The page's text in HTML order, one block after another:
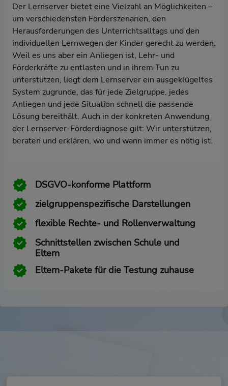
Der Lernserver bietet eine Vielzahl an Möglichkeiten –
um verschiedensten Förderszenarien, den
Herausforderungen des Unterrichtsalltags und den
individuellen Lernwegen der Kinder gerecht zu werden.
Weil es uns aber ein Anliegen ist, Lehr- und
Förderkräfte zu entlasten und in ihrem Tun zu
unterstützen, liegt dem Lernserver ein ausgeklügeltes
System zugrunde, das für jede Zielgruppe, jedes
Anliegen und jede Situation schnell die passende
Lösung bereithält. Auch in der konkreten Anwendung
der Lernserver-Förderdiagnose gilt: Wir unterstützen,
beraten und erklären, wo und wann immer es nötig ist.
DSGVO-konforme Plattform
zielgruppenspezifische Darstellungen
flexible Rechte- und Rollenverwaltung
Schnittstellen zwischen Schule und
Eltern
Eltern-Pakete für die Testung zuhause